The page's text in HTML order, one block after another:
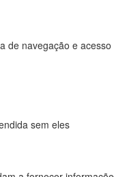
de navegação e
sem eles